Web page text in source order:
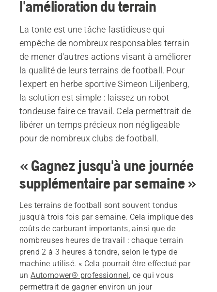
l'amélioration du terrain
La tonte est une tâche fastidieuse qui
empêche de nombreux responsables terrain
de mener d'autres actions visant à améliorer
la qualité de leurs terrains de football. Pour
l'expert en herbe sportive Simeon Liljenberg,
la solution est simple : laissez un robot
tondeuse faire ce travail. Cela permettrait de
libérer un temps précieux non négligeable
pour de nombreux clubs de football.
« Gagnez jusqu'à une journée
supplémentaire par semaine »
Les terrains de football sont souvent tondus
jusqu'à trois fois par semaine. Cela implique des
coûts de carburant importants, ainsi que de
nombreuses heures de travail : chaque terrain
prend 2 à 3 heures à tondre, selon le type de
machine utilisé. « Cela pourrait être effectué par
unAutomower® professionnel, ce qui vous
permettrait de gagner environ un jour